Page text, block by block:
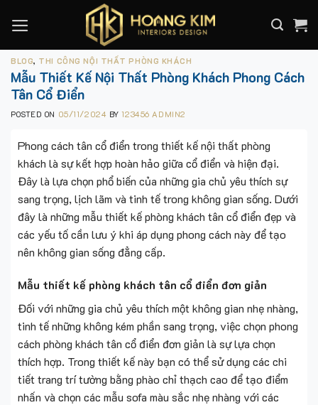
BLOG, THI CÔNG NỘI THẤT PHÒNG KHÁCH
Mẫu Thiết Kế Nội Thất Phòng Khách Phong Cách
Tân Cổ Điển
POSTED ON 05/11/2024 BY123456 ADMIN2
Phong cách tân cổ điển trong thiết kế nội thất phòng
khách là sự kết hợp hoàn hảo giữa cổ điển và hiện đại.
Đây là lựa chọn phổ biến của những gia chủ yêu thích sự
sang trọng, lịch lãm và tinh tế trong không gian sống. Dưới
đây là những mẫu thiết kế phòng khách tân cổ điển đẹp và
các yếu tố cần lưu ý khi áp dụng phong cách này để tạo
nên không gian sống đẳng cấp.
Mẫu thiết kế phòng khách tân cổ điển đơn giản
Đối với những gia chủ yêu thích một không gian nhẹ nhàng,
tinh tế những không kém phần sang trọng, việc chọn phong
cách phòng khách tân cổ điển đơn giản là sự lựa chọn
thích hợp. Trong thiết kế này bạn có thể sử dụng các chi
tiết trang trí tường bằng phào chỉ thạch cao để tạo điểm
nhấn và chọn các mẫu sofa màu sắc nhẹ nhàng với các